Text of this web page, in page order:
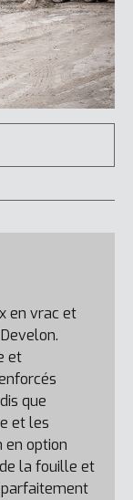
en vrac et
et
que
et les
en option
la fouille et
parfaitement